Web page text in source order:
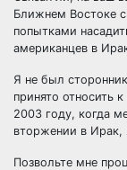
Ближнем Востоке
попытками
американцев в
Я не был
принято относить
2003 году, когда
вторжении в Ирак,
Позвольте мне